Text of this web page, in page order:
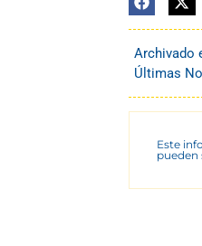
Archivado
Últimas
Este
pueden